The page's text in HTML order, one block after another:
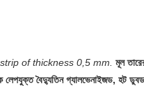
of thickness 0,5 mm. মূল
লেপযুক্ত বৈদ্যুতিন গ্যালভেনাইজড, হট